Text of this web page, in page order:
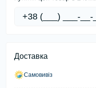
Доставка
Самовивіз